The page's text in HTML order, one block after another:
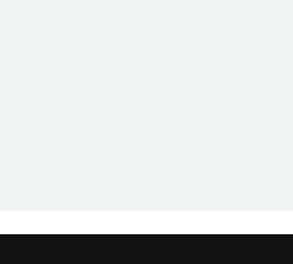
সভা ও দোয়া মাহফিল সম্পন্ন